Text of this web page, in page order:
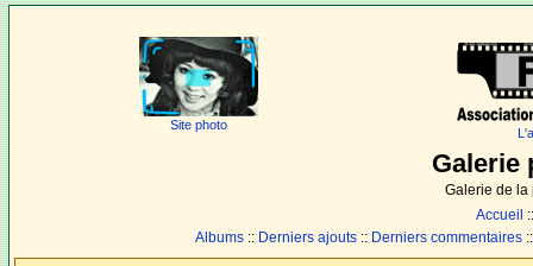
Site photo
Galerie
Galerie de la
Accueil
Albums :: Derniers ajouts :: Derniers commentaires